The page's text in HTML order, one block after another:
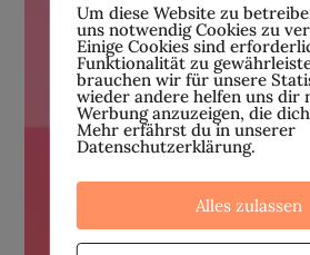
Um diese Website zu
uns notwendig Cookies zu
Einige Cookies sind
Funktionalität zu
brauchen wir für unsere
wieder andere helfen uns dir
Werbung anzuzeigen, die
Mehr erfährst du in unserer
Datenschutzerklärung.
Alles zulassen